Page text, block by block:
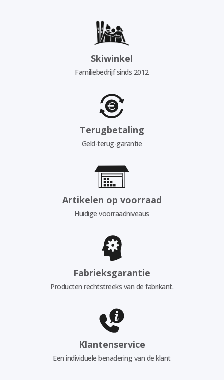
Skiwinkel
Familiebedrijf sinds 2012
Terugbetaling
Geld-terug-garantie
Artikelen op voorraad
Huidige voorraadniveaus
Fabrieksgarantie
Producten rechtstreeks van de fabrikant.
Klantenservice
Een individuele benadering van de klant